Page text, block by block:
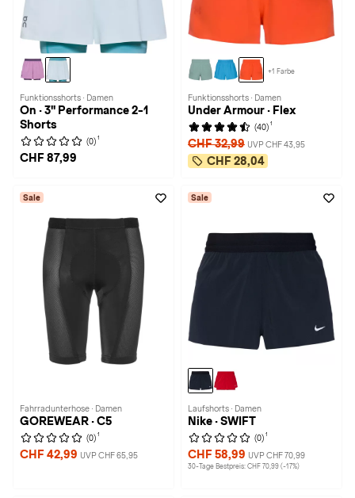
Funktionsshorts · Damen
On · 3" Performance 2-1
Shorts
(0) 1
CHF 87,99
+1 Farbe
Funktionsshorts · Damen
Under Armour · Flex
(40) 1
CHF 32,99 UVP CHF 43,95
CHF 28,04
Sale
Fahrradunterhose · Damen
GOREWEAR · C5
(0) 1
CHF 42,99 UVP CHF 65,95
Sale
Laufshorts · Damen
Nike · SWIFT
(0) 1
CHF 58,99 UVP CHF 70,99
30-Tage Bestpreis: CHF 70,99 (-17%)